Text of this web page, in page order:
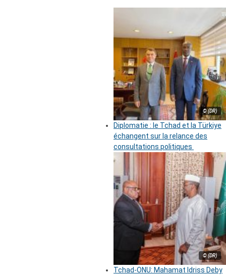
© (DR)
Diplomatie : le Tchad et la Türkiye
échangent sur la relance des
consultations politiques
© (DR)
Tchad-ONU: Mahamat Idriss Deby